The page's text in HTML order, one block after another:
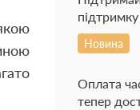
підтримку
Новина
Оплата
тепер